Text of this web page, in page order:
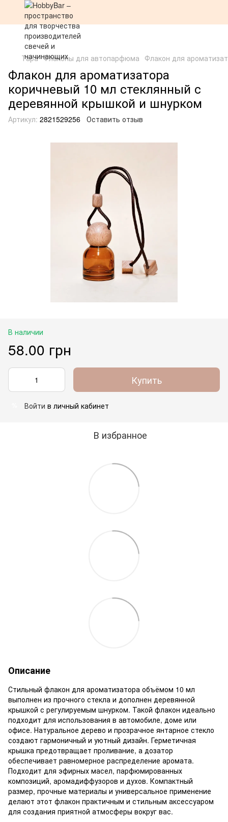
Тара Флаконы для автопарфюма Флакон для
Флакон для ароматизатора
коричневый 10 мл стеклянный с
деревянной крышкой и шнурком
Артикул: 2821529256 Оставить отзыв
В наличии
58.00 грн
Купить
Войти в личный кабинет
В избранное
Описание
Стильный флакон для ароматизатора объёмом 10 мл
выполнен из прочного стекла и дополнен деревянной
крышкой с регулируемым шнурком. Такой флакон идеально
подходит для использования в автомобиле, доме или
офисе. Натуральное дерево и прозрачное янтарное стекло
создают гармоничный и уютный дизайн. Герметичная
крышка предотвращает проливание, а дозатор
обеспечивает равномерное распределение аромата.
Подходит для эфирных масел, парфюмированных
композиций, аромадиффузоров и духов. Компактный
размер, прочные материалы и универсальное применение
делают этот флакон практичным и стильным аксессуаром
для создания приятной атмосферы вокруг вас.